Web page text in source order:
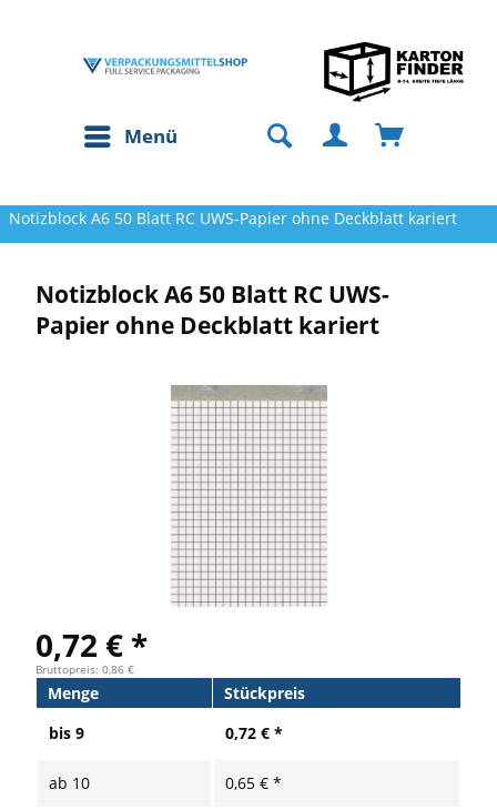
Menü
Notizblock A6 50 Blatt RC UWS-Papier ohne Deckblatt kariert
Notizblock A6 50 Blatt RC UWS-
Papier ohne Deckblatt kariert
0,72 € *
Bruttopreis: 0,86 €
Menge
Stückpreis
bis 9 0,72 € *
ab 10 0,65 € *